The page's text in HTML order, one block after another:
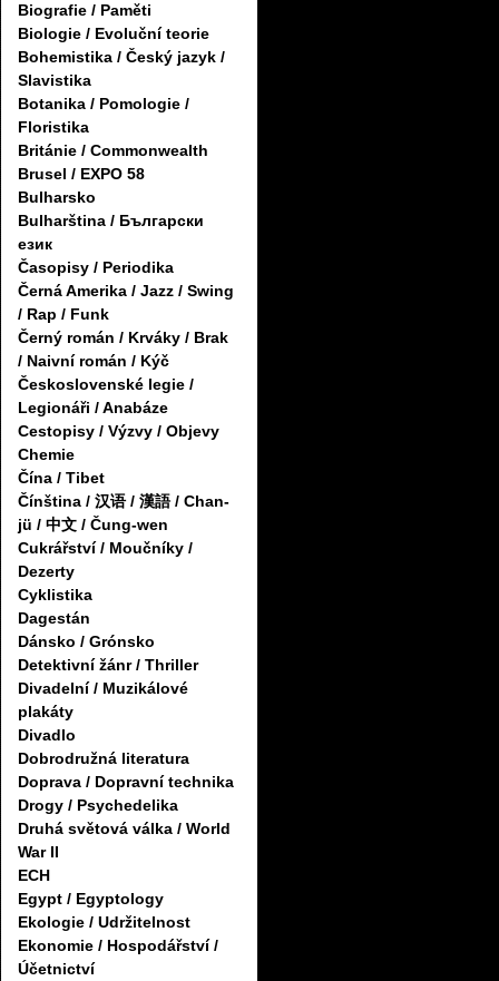
Biografie / Paměti
Biologie / Evoluční teorie
Bohemistika / Český jazyk /
Slavistika
Botanika / Pomologie /
Floristika
Británie / Commonwealth
Brusel / EXPO 58
Bulharsko
Bulharština / Български
език
Časopisy / Periodika
Černá Amerika / Jazz / Swing
/ Rap / Funk
Černý román / Krváky / Brak
/ Naivní román / Kýč
Československé legie /
Legionáři / Anabáze
Cestopisy / Výzvy / Objevy
Chemie
Čína / Tibet
Čínština / 汉语 / 漢語 / Chan-
jü / 中文 / Čung-wen
Cukrářství / Moučníky /
Dezerty
Cyklistika
Dagestán
Dánsko / Grónsko
Detektivní žánr / Thriller
Divadelní / Muzikálové
plakáty
Divadlo
Dobrodružná literatura
Doprava / Dopravní technika
Drogy / Psychedelika
Druhá světová válka / World
War II
ECH
Egypt / Egyptology
Ekologie / Udržitelnost
Ekonomie / Hospodářství /
Účetnictví